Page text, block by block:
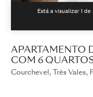
Está a visualizar 1 de
APARTAMENTO
COM 6
Courchevel, Três Vales,